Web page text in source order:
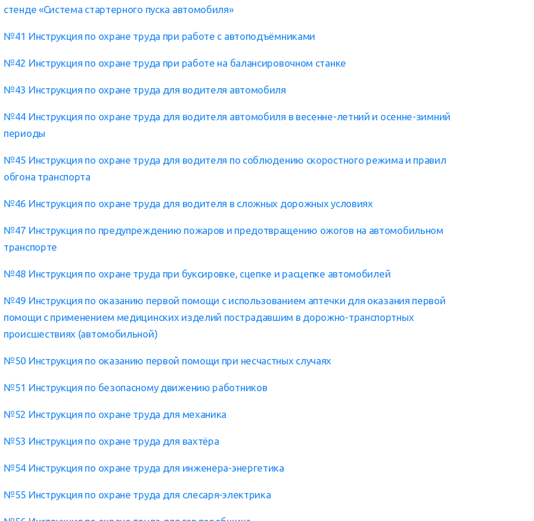
стенде «Система стартерного пуска автомобиля»
№41 Инструкция по охране труда при работе с автоподъёмниками
№42 Инструкция по охране труда при работе на балансировочном станке
№43 Инструкция по охране труда для водителя автомобиля
№44 Инструкция по охране труда для водителя автомобиля в весенне-летний и осенне-зимний
периоды
№45 Инструкция по охране труда для водителя по соблюдению скоростного режима и правил
обгона транспорта
№46 Инструкция по охране труда для водителя в сложных дорожных условиях
№47 Инструкция по предупреждению пожаров и предотвращению ожогов на автомобильном
транспорте
№48 Инструкция по охране труда при буксировке, сцепке и расцепке автомобилей
№49 Инструкция по оказанию первой помощи с использованием аптечки для оказания первой
помощи с применением медицинских изделий пострадавшим в дорожно-транспортных
происшествиях (автомобильной)
№50 Инструкция по оказанию первой помощи при несчастных случаях
№51 Инструкция по безопасному движению работников
№52 Инструкция по охране труда для механика
№53 Инструкция по охране труда для вахтёра
№54 Инструкция по охране труда для инженера-энергетика
№55 Инструкция по охране труда для слесаря-электрика